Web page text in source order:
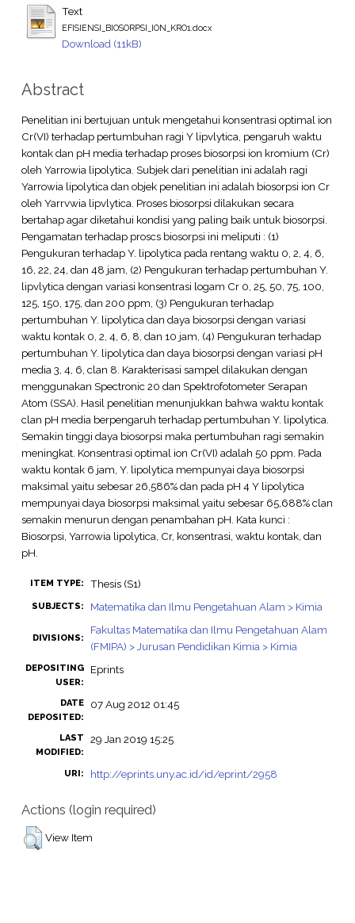
Text
EFISIENSI_BIOSORPSI_ION_KRO1.docx
Download (11kB)
Abstract
Penelitian ini bertujuan untuk mengetahui konsentrasi optimal ion
Cr(VI) terhadap pertumbuhan ragi Y lipvlytica, pengaruh waktu
kontak dan pH media terhadap proses biosorpsi ion kromium (Cr)
oleh Yarrowia lipolytica. Subjek dari penelitian ini adalah ragi
Yarrowia lipolytica dan objek penelitian ini adalah biosorpsi ion Cr
oleh Yarrvwia lipvlytica. Proses biosorpsi dilakukan secara
bertahap agar diketahui kondisi yang paling baik untuk biosorpsi.
Pengamatan terhadap proscs biosorpsi ini meliputi : (1)
Pengukuran terhadap Y. lipolytica pada rentang waktu 0, 2, 4, 6,
16, 22, 24, dan 48 jam, (2) Pengukuran terhadap pertumbuhan Y.
lipvlytica dengan variasi konsentrasi logam Cr 0, 25, 50, 75, 100,
125, 150, 175, dan 200 ppm, (3) Pengukuran terhadap
pertumbuhan Y. lipolytica dan daya biosorpsi dengan variasi
waktu kontak 0, 2, 4, 6, 8, dan 10 jam, (4) Pengukuran terhadap
pertumbuhan Y. lipolytica dan daya biosorpsi dengan variasi pH
media 3, 4, 6, clan 8. Karakterisasi sampel dilakukan dengan
menggunakan Spectronic 20 dan Spektrofotometer Serapan
Atom (SSA). Hasil penelitian menunjukkan bahwa waktu kontak
clan pH media berpengaruh terhadap pertumbuhan Y. lipolytica.
Semakin tinggi daya biosorpsi maka pertumbuhan ragi semakin
meningkat. Konsentrasi optimal ion Cr(VI) adalah 50 ppm. Pada
waktu kontak 6 jam, Y. lipolytica mempunyai daya biosorpsi
maksimal yaitu sebesar 26,586% dan pada pH 4 Y lipolytica
mempunyai daya biosorpsi maksimal yaitu sebesar 65,688% clan
semakin menurun dengan penambahan pH. Kata kunci :
Biosorpsi, Yarrowia lipolytica, Cr, konsentrasi, waktu kontak, dan
pH.
ITEM TYPE: Thesis (S1)
SUBJECTS: Matematika dan Ilmu Pengetahuan Alam > Kimia
DIVISIONS:
Fakultas Matematika dan Ilmu Pengetahuan Alam
(FMIPA) > Jurusan Pendidikan Kimia > Kimia
DEPOSITING
USER:
Eprints
DATE
DEPOSITED:
07 Aug 2012 01:45
LAST
MODIFIED:
29 Jan 2019 15:25
URI: http://eprints.uny.ac.id/id/eprint/2958
Actions (login required)
View Item